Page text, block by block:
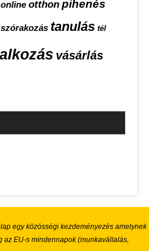
online otthon pihenés
szórakozás tanulás tél
vásárlás
egy közösségi kezdeményezés amelynek
az EU-s mindennapok (munkavállalás,